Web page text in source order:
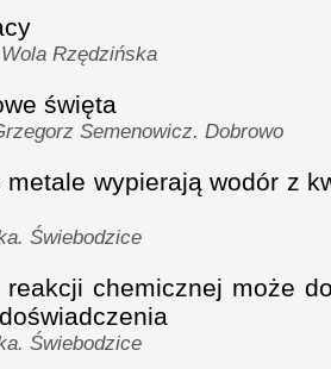
Rzędzińska
święta
Semenowicz. Dobrowo
metale wypierają wodór z
Świebodzice
chemicznej może
Świebodzice